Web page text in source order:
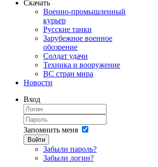
Скачать
Военно-промышленный
курьер
Русские танки
Зарубежное военное
обозрение
Солдат удачи
Техника и вооружение
ВС стран мира
Новости
Вход
Запомнить меня
Войти
Забыли пароль?
Забыли логин?